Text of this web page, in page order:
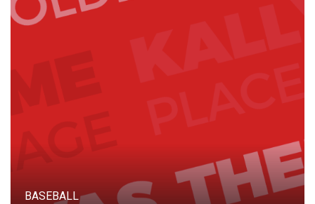
BASEBALL